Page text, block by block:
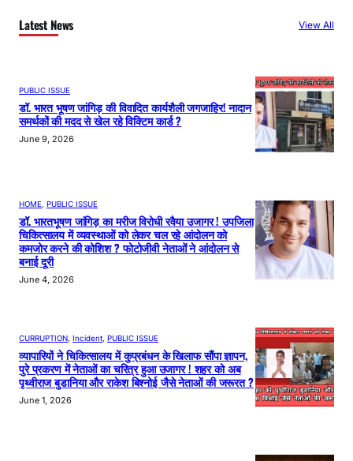
Latest News View All
PUBLIC ISSUE
डॉ. भारत भूषण जांगिड़ की विवादित कार्यशैली जगजाहिर! नादान
समर्थकों की मदद से खेल रहे विक्टिम कार्ड ?
June 9, 2026
HOME, PUBLIC ISSUE
डॉ. भारतभूषण जांगिड़ का मरीज विरोधी रवैया उजागर ! उपजिला
चिकित्सालय में व्यवस्थाओं को लेकर चल रहे आंदोलन को
कमजोर करने की कोशिश ? फोटोजीवी नेताओं ने आंदोलन से
बनाई दूरी
June 4, 2026
CURRUPTION Incident PUBLIC ISSUE
व्यापारियों ने चिकित्सालय में कुप्रबंधन के खिलाफ सौंपा ज्ञापन,
पुरे प्रकरण में नेताओं का चरित्र हुआ उजागर ! शहर को अब
पृथ्वीराज बुडानिया और राकेश बिश्नोई जैसे नेताओं की जरूरत ?
June 1, 2026